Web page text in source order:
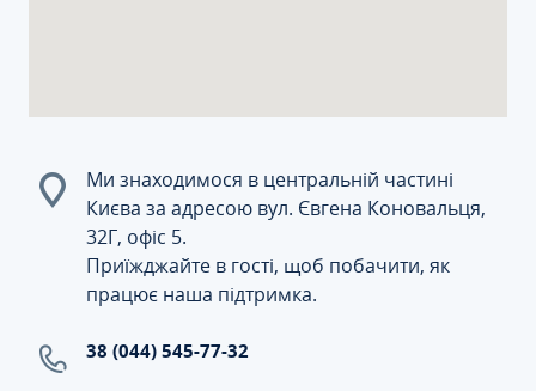
Ми знаходимося в центральній частині
Києва за адресою вул. Євгена Коновальця,
32Г, офіс 5.
Приїжджайте в гості, щоб побачити, як
працює наша підтримка.
38 (044) 545-77-32